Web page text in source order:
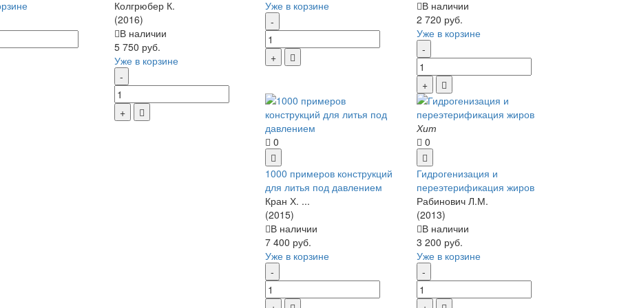
Колгрюбер К.
(2016)
В наличии
5 750 руб.
Уже в корзине
Уже в корзине
В наличии
2 720 руб.
Уже в корзине
0
1000 примеров конструкций
для литья под давлением
Кран Х. ...
(2015)
В наличии
7 400 руб.
Уже в корзине
Хит
0
Гидрогенизация и
переэтерификация жиров
Рабинович Л.М.
(2013)
В наличии
3 200 руб.
Уже в корзине